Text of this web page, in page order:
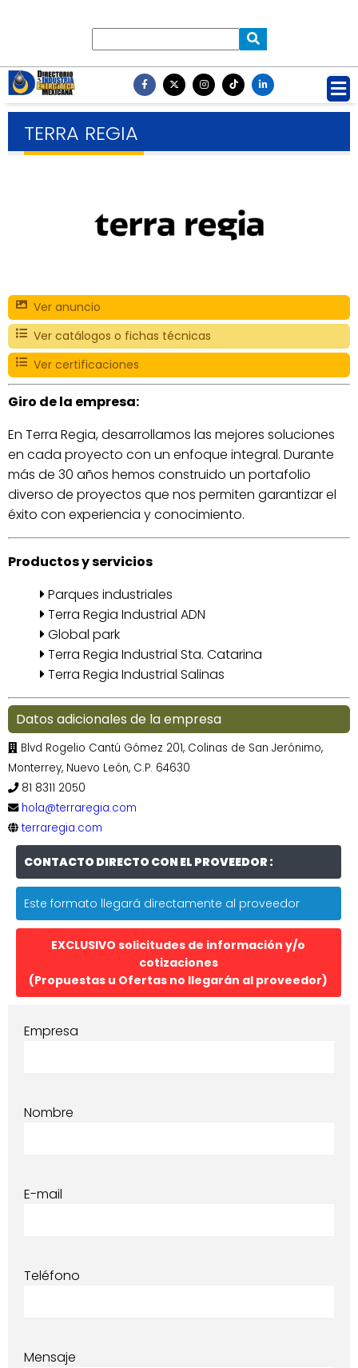
TERRA REGIA
Ver anuncio
Ver catálogos o fichas técnicas
Ver certificaciones
Giro de la empresa:
En Terra Regia, desarrollamos las mejores soluciones
en cada proyecto con un enfoque integral. Durante
más de 30 años hemos construido un portafolio
diverso de proyectos que nos permiten garantizar el
éxito con experiencia y conocimiento.
Productos y servicios
Parques industriales
Terra Regia Industrial ADN
Global park
Terra Regia Industrial Sta. Catarina
Terra Regia Industrial Salinas
Datos adicionales de la empresa
Blvd Rogelio Cantú Gómez 201, Colinas de San Jerónimo,
Monterrey, Nuevo León, C.P. 64630
81 8311 2050
hola@terraregia.com
terraregia.com
CONTACTO DIRECTO CON EL PROVEEDOR :
Este formato llegará directamente al proveedor
EXCLUSIVO solicitudes de información y/o
cotizaciones
(Propuestas u Ofertas no llegarán al proveedor)
Empresa
Nombre
E-mail
Teléfono
Mensaje